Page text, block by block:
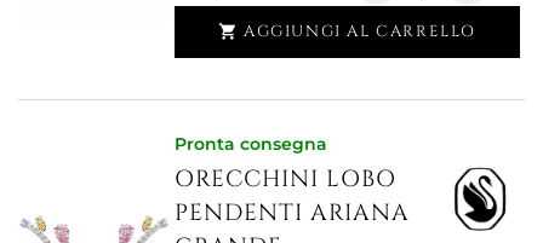
 AGGIUNGI AL CARRELLO
Pronta consegna
ORECCHINI LOBO
PENDENTI ARIANA